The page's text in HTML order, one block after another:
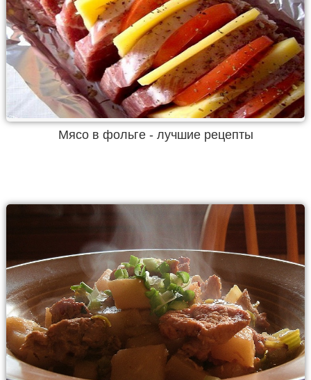
Мясо в фольге - лучшие рецепты